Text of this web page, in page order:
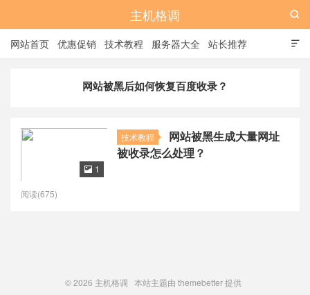
主机格调

网站首页 优惠促销 技术教程 服务器大全 站长推荐

网站被黑后如何恢复百度收录？
技术教程
网站被黑生成大量网址
被收录怎么处理？
 1
阅读(675)
© 2026 主机格调 本站主题由 themebetter提供